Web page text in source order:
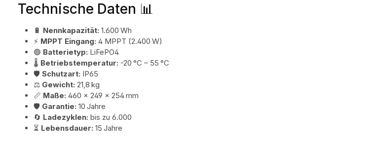
Technische Daten 📊
🔋 Nennkapazität: 1.600 Wh
⚡ MPPT Eingang: 4 MPPT (2.400 W)
🟢 Batterietyp: LiFePO4
🌡️ Betriebstemperatur: -20 °C – 55 °C
🛡️ Schutzart: IP65
⚖️ Gewicht: 21,8 kg
📏 Maße: 460 × 249 × 254 mm
🛡️ Garantie: 10 Jahre
🔄 Ladezyklen: bis zu 6.000
⏳ Lebensdauer: 15 Jahre